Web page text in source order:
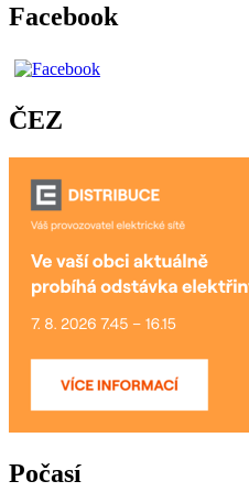
Facebook
ČEZ
Počasí